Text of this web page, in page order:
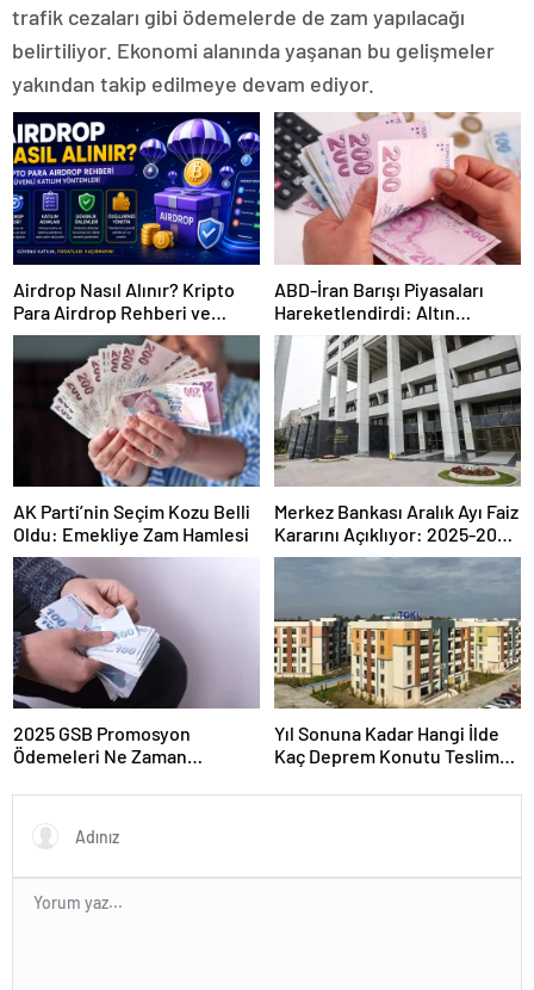
trafik cezaları gibi ödemelerde de zam yapılacağı
belirtiliyor. Ekonomi alanında yaşanan bu gelişmeler
yakından takip edilmeye devam ediyor.
Airdrop Nasıl Alınır? Kripto
Para Airdrop Rehberi ve
Güvenli Katılım Yöntemleri
ABD-İran Barışı Piyasaları
Hareketlendirdi: Altın
Zirveye Çıkarken Petrol
Geriledi
AK Parti’nin Seçim Kozu Belli
Oldu: Emekliye Zam Hamlesi
Merkez Bankası Aralık Ayı Faiz
Kararını Açıklıyor: 2025-2026
Takvimi
2025 GSB Promosyon
Ödemeleri Ne Zaman
Yıl Sonuna Kadar Hangi İlde
Kaç Deprem Konutu Teslim